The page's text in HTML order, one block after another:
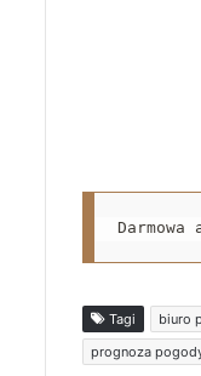
Tagi biuro
prognoza